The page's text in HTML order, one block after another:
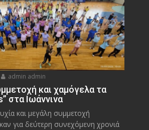
admin admin
και χαμόγελα τα
στα Ιωάννινα
και μεγάλη συμμετοχή
για δεύτερη συνεχόμενη χρονιά